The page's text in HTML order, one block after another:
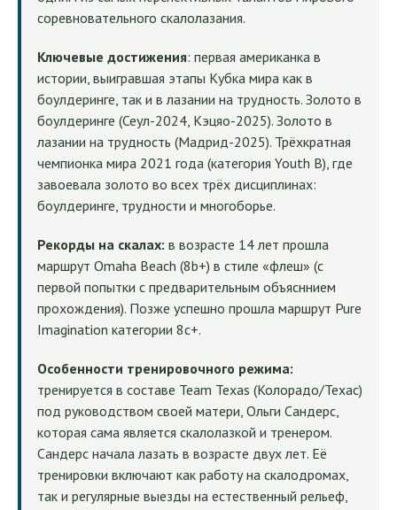
соревновательного скалолазания.
Ключевые достижения: первая американка в
истории, выигравшая этапы Кубка мира как в
боулдеринге, так и в лазании на трудность. Золото в
боулдеринге (Сеул-2024, Кэцяо-2025). Золото в
лазании на трудность (Мадрид-2025). Трёхкратная
чемпионка мира 2021 года (категория Youth B), где
завоевала золото во всех трёх дисциплинах:
боулдеринге, трудности и многоборье.
Рекорды на скалах: в возрасте 14 лет прошла
маршрут Omaha Beach (8b+) в стиле «флеш» (с
первой попытки с предварительным объясннием
прохождения). Позже успешно прошла маршрут Pure
Imagination категории 8c+.
Особенности тренировочного режима:
тренируется в составе Team Texas (Колорадо/Техас)
под руководством своей матери, Ольги Сандерс,
которая сама является скалолазкой и тренером.
Сандерс начала лазать в возрасте двух лет. Её
тренировки включают как работу на скалодромах,
так и регулярные выезды на естественный рельеф,